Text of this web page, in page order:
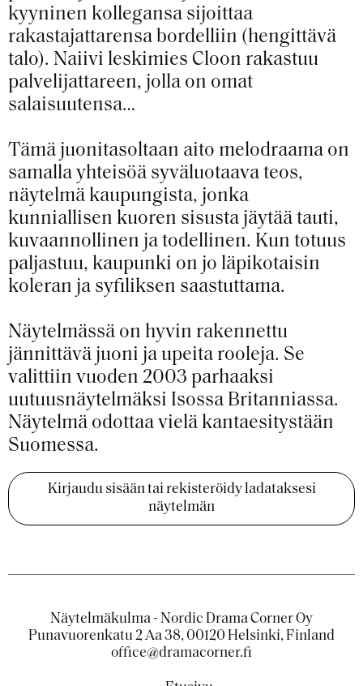
kyyninen kollegansa sijoittaa
rakastajattarensa bordelliin (hengittävä
talo). Naiivi leskimies Cloon rakastuu
palvelijattareen, jolla on omat
salaisuutensa…
Tämä juonitasoltaan aito melodraama on
samalla yhteisöä syväluotaava teos,
näytelmä kaupungista, jonka
kunniallisen kuoren sisusta jäytää tauti,
kuvaannollinen ja todellinen. Kun totuus
paljastuu, kaupunki on jo läpikotaisin
koleran ja syfiliksen saastuttama.
Näytelmässä on hyvin rakennettu
jännittävä juoni ja upeita rooleja. Se
valittiin vuoden 2003 parhaaksi
uutuusnäytelmäksi Isossa Britanniassa.
Näytelmä odottaa vielä kantaesitystään
Suomessa.
Kirjaudu sisään tai rekisteröidy ladataksesi
näytelmän
Näytelmäkulma - Nordic Drama Corner Oy
Punavuorenkatu 2 Aa 38, 00120 Helsinki, Finland
office@dramacorner.fi